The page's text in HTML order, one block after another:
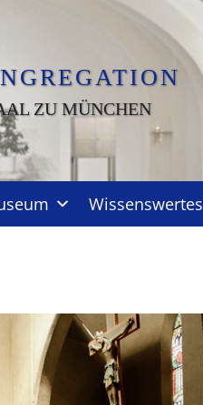
ZU MÜNCHEN
Wissenswertes